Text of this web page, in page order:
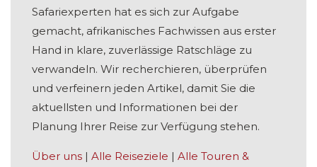
Safariexperten hat es sich zur Aufgabe
gemacht, afrikanisches Fachwissen aus erster
Hand in klare, zuverlässige Ratschläge zu
verwandeln. Wir recherchieren, überprüfen
und verfeinern jeden Artikel, damit Sie die
aktuellsten und Informationen bei der
Planung Ihrer Reise zur Verfügung stehen.
Über uns | Alle Reiseziele | Alle Touren &